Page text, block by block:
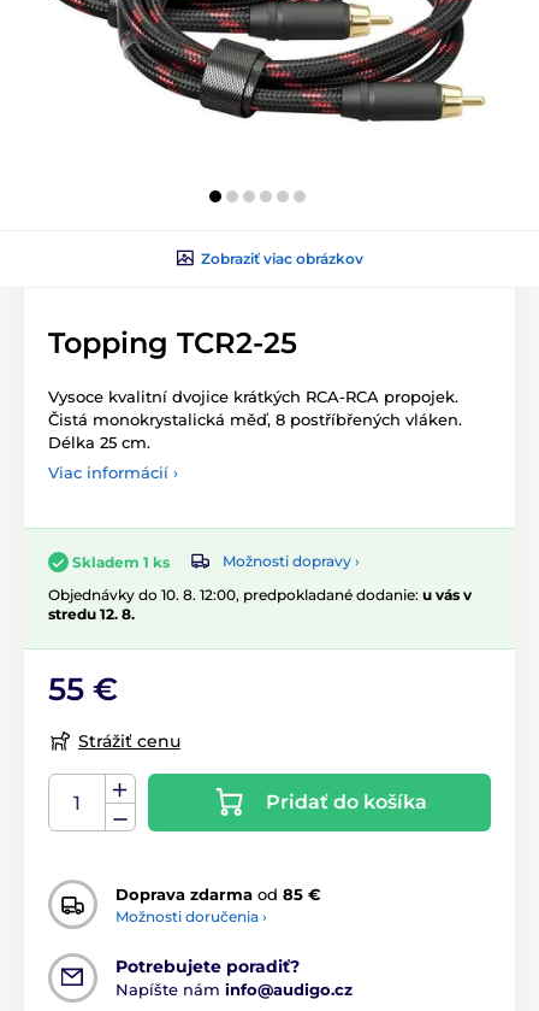
Zobraziť viac obrázkov
Topping TCR2-25
Vysoce kvalitní dvojice krátkých RCA-RCA propojek.
Čistá monokrystalická měď, 8 postříbřených vláken.
Délka 25 cm.
Viac informácií ›
Skladem 1 ks
Možnosti dopravy ›
Objednávky do 10. 8. 12:00, predpokladané dodanie: u vás v
stredu 12. 8.
55 €
Strážiť cenu
Pridať do košíka
Doprava zdarma od 85 €
Možnosti doručenia ›
Potrebujete poradiť?
Napíšte nám info@audigo.cz